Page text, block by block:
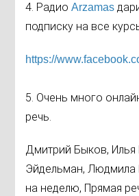
4. РадиоArzamas
подписку на все
https://
5. Очень много
речь.
Дмитрий Быков,
Эйдельман, Людмила
на неделю, Прямая